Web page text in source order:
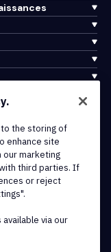
to the storing of
enhance site
our marketing
third parties. If
or reject
via our